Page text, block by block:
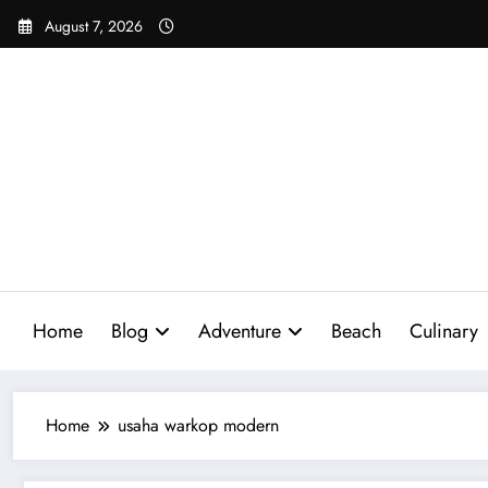
Skip
August 7, 2026
Home Blog Adventure Beach Culinary
Home usaha warkop modern